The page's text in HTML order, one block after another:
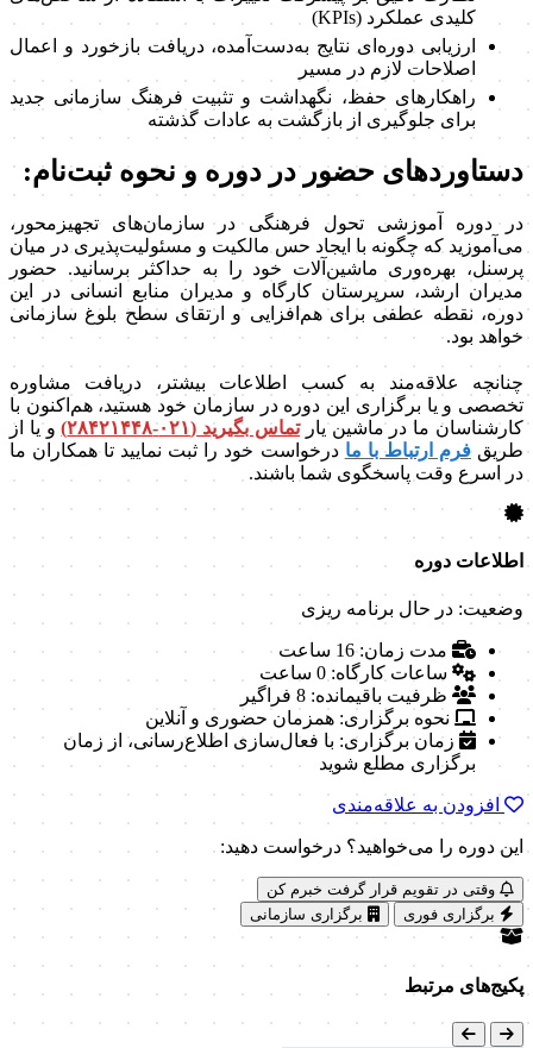
کلیدی عملکرد (KPIs)
ارزیابی دوره‌ای نتایج به‌دست‌آمده، دریافت بازخورد و اعمال
اصلاحات لازم در مسیر
راهکارهای حفظ، نگهداشت و تثبیت فرهنگ سازمانی جدید
برای جلوگیری از بازگشت به عادات گذشته
دستاوردهای حضور در دوره و نحوه ثبت‌نام:
در دوره آموزشی تحول فرهنگی در سازمان‌های تجهیزمحور،
می‌آموزید که چگونه با ایجاد حس مالکیت و مسئولیت‌پذیری در میان
پرسنل، بهره‌وری ماشین‌آلات خود را به حداکثر برسانید. حضور
مدیران ارشد، سرپرستان کارگاه و مدیران منابع انسانی در این
دوره، نقطه عطفی برای هم‌افزایی و ارتقای سطح بلوغ سازمانی
خواهد بود.
چنانچه علاقه‌مند به کسب اطلاعات بیشتر، دریافت مشاوره
تخصصی و یا برگزاری این دوره در سازمان خود هستید، هم‌اکنون با
کارشناسان ما در ماشین‌ یارتماس بگیرید (۰۲۱-۲۸۴۲۱۴۴۸)
و یا از
طریقفرم ارتباط با ما درخواست خود را ثبت نمایید تا همکاران ما
در اسرع وقت پاسخگوی شما باشند.
اطلاعات دوره
وضعیت: در حال برنامه ریزی
مدت زمان: 16 ساعت
ساعات کارگاه: 0 ساعت
ظرفیت باقیمانده: 8 فراگیر
نحوه برگزاری: همزمان حضوری و آنلاین
زمان برگزاری: با فعال‌سازی اطلاع‌رسانی، از زمان
برگزاری مطلع شوید
افزودن به علاقه‌مندی
این دوره را می‌خواهید؟ درخواست دهید:
وقتی در تقویم قرار گرفت خبرم کن
برگزاری فوری
برگزاری سازمانی
پکیج‌های مرتبط